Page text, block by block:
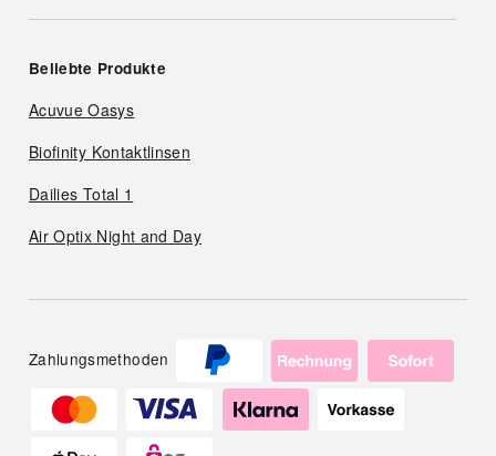
Beliebte Produkte
Acuvue Oasys
Biofinity Kontaktlinsen
Dailies Total 1
Air Optix Night and Day
Zahlungsmethoden